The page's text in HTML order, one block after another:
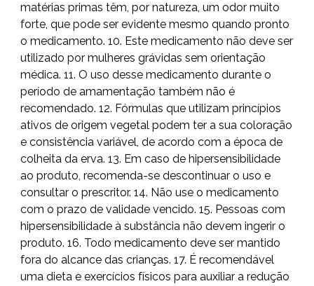
matérias primas têm, por natureza, um odor muito
forte, que pode ser evidente mesmo quando pronto
o medicamento. 10. Este medicamento não deve ser
utilizado por mulheres grávidas sem orientação
médica. 11. O uso desse medicamento durante o
período de amamentação também não é
recomendado. 12. Fórmulas que utilizam princípios
ativos de origem vegetal podem ter a sua coloração
e consistência variável, de acordo com a época de
colheita da erva. 13. Em caso de hipersensibilidade
ao produto, recomenda-se descontinuar o uso e
consultar o prescritor. 14. Não use o medicamento
com o prazo de validade vencido. 15. Pessoas com
hipersensibilidade à substância não devem ingerir o
produto. 16. Todo medicamento deve ser mantido
fora do alcance das crianças. 17. É recomendável
uma dieta e exercícios físicos para auxiliar a redução